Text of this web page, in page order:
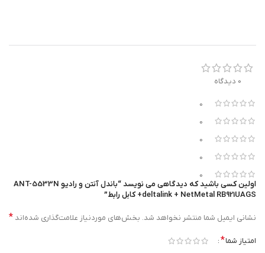
0 دیدگاه
0
0
0
0
0
اولین کسی باشید که دیدگاهی می نویسد “باندل آنتن و رادیو ANT-5533N
deltalink + NetMetal RB921UAGS+ کابل رابط”
نشانی ایمیل شما منتشر نخواهد شد. بخش‌های موردنیاز علامت‌گذاری شده‌اند *
امتیاز شما*